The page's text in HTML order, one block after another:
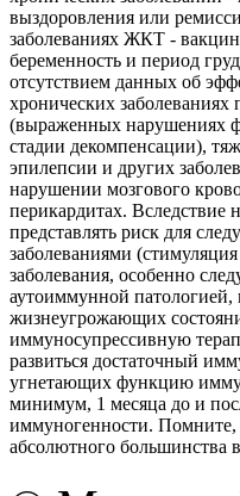
выздоровления или
заболеваниях ЖКТ -
беременность и период
отсутствием данных об
хронических
(выраженных нарушениях
стадии декомпенсации),
эпилепсии и других
нарушении мозгового
перикардитах. Вследствие
представлять риск для
заболеваниями
заболевания, особенно
аутоиммунной
жизнеугрожающих
иммуносупрессивную
развиться достаточный
угнетающих функцию
минимум, 1 месяца до и
иммуногенности. Помните,
абсолютного большинства